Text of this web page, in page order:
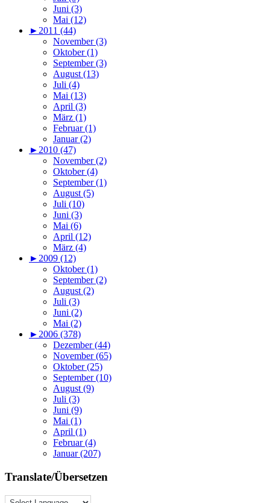
Juni (3)
Mai (12)
►2011 (44)
November (3)
Oktober (1)
September (3)
August (13)
Juli (4)
Mai (13)
April (3)
März (1)
Februar (1)
Januar (2)
►2010 (47)
November (2)
Oktober (4)
September (1)
August (5)
Juli (10)
Juni (3)
Mai (6)
April (12)
März (4)
►2009 (12)
Oktober (1)
September (2)
August (2)
Juli (3)
Juni (2)
Mai (2)
►2006 (378)
Dezember (44)
November (65)
Oktober (25)
September (10)
August (9)
Juli (3)
Juni (9)
Mai (1)
April (1)
Februar (4)
Januar (207)
Translate/Übersetzen